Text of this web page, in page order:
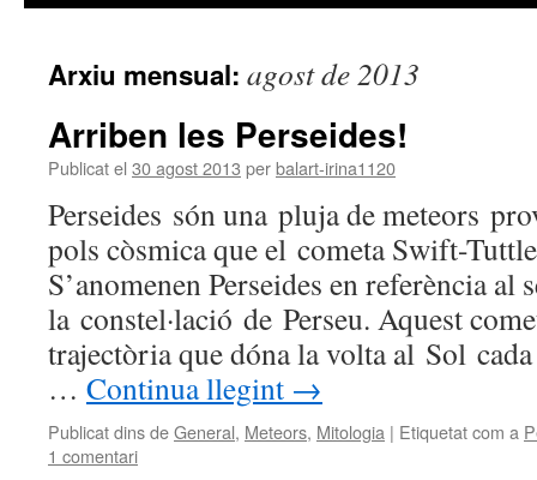
Arxiu mensual: agost de 2013
Arriben les Perseides!
Publicat el 30 agost 2013 perbalart-irina1120
Perseides són una pluja de meteors
pols còsmica que el cometa Swift-
S’anomenen Perseides en referència al
la constel·lació de Perseu. Aquest
trajectòria que dóna la volta al Sol
… Continua llegint →
Publicat dins deGeneral, Meteors, Mitologia | Etiquetat com a
1 comentari